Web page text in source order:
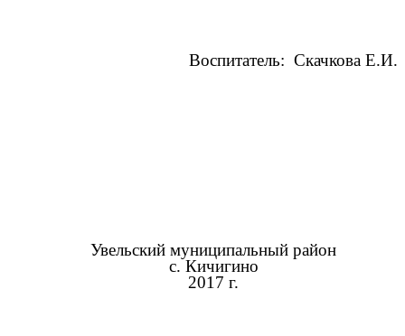
Воспитатель: Скачкова Е.И.
Увельский муниципальный район
с. Кичигино
2017 г.